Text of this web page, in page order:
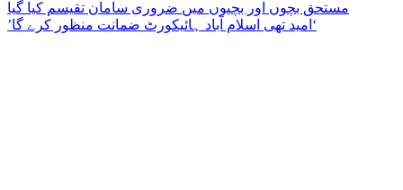
navigation
مستحق بچوں اور بچیوں میں ضروری سامان تقیسم کیا گیا
’امید تھی اسلام آباد ہائیکورٹ ضمانت منظور کرے گا‘